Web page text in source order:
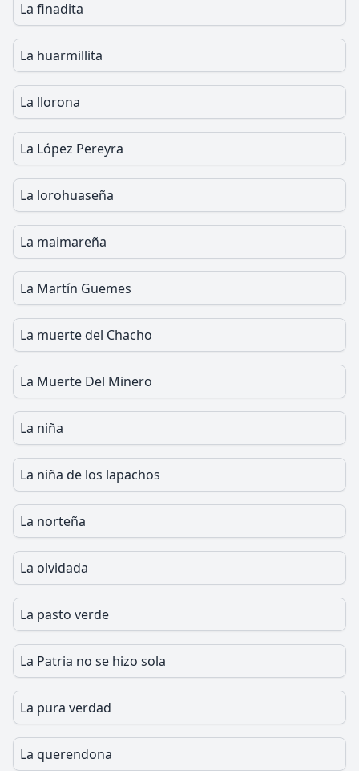
La finadita
La huarmillita
La llorona
La López Pereyra
La lorohuaseña
La maimareña
La Martín Guemes
La muerte del Chacho
La Muerte Del Minero
La niña
La niña de los lapachos
La norteña
La olvidada
La pasto verde
La Patria no se hizo sola
La pura verdad
La querendona